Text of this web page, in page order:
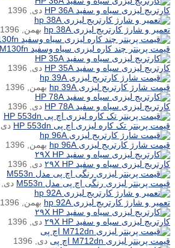
کارتریج لیزری سیاه و سفید HP 36A
دی, 1396
تعمیر و شارژ کارتریج لیزری hp 38A
بهمن, 1396
قیمت پرینتر چند کاره لیزری سیاه وسفید M130fn
کارتریج لیزری سیاه و سفید HP 35A
دی, 1396
قیمت شارژ کارتریج لیزری hp 39A
بهمن, 1396
کارتریج لیزری سیاه و سفید HP 78A
دی, 1396
قیمت پرینتر تک کاره لیزری اچ پی HP 553dn
دی, 1396
قیمت شارژ کارتریج لیزری hp 96A
بهمن, 1396
کارتریج لیزری سیاه و سفید ۲۹X HP
دی, 1396
قیمت پرینتر لیزری رنگی اچ پی مدل M553n
دی, 1396
تعمیر و شارژ کارتریج لیزری hp 92A
بهمن, 1396
کارتریج لیزری سیاه و سفید ۲۹X HP
دی, 1396
قیمت پرینتر لیزری M712dn اچ پی
دی, 1396